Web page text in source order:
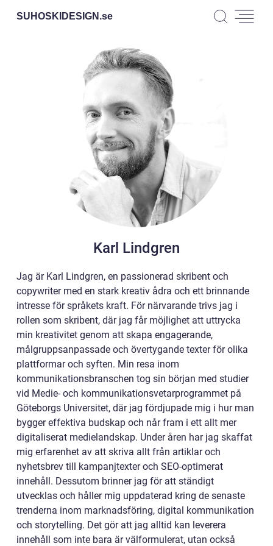
SUHOSKIDESIGN.se
Karl Lindgren
Jag är Karl Lindgren, en passionerad skribent och
copywriter med en stark kreativ ådra och ett brinnande
intresse för språkets kraft. För närvarande trivs jag i
rollen som skribent, där jag får möjlighet att uttrycka
min kreativitet genom att skapa engagerande,
målgruppsanpassade och övertygande texter för olika
plattformar och syften. Min resa inom
kommunikationsbranschen tog sin början med studier
vid Medie- och kommunikationsvetarprogrammet på
Göteborgs Universitet, där jag fördjupade mig i hur man
bygger effektiva budskap och når fram i ett allt mer
digitaliserat medielandskap. Under åren har jag skaffat
mig erfarenhet av att skriva allt från artiklar och
nyhetsbrev till kampanjtexter och SEO-optimerat
innehåll. Dessutom brinner jag för att ständigt
utvecklas och håller mig uppdaterad kring de senaste
trenderna inom marknadsföring, digital kommunikation
och storytelling. Det gör att jag alltid kan leverera
innehåll som inte bara är välformulerat, utan också